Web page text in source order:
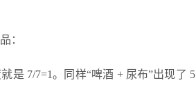
：
是 7/7=1。同样“啤酒 + 尿布”出现了 5